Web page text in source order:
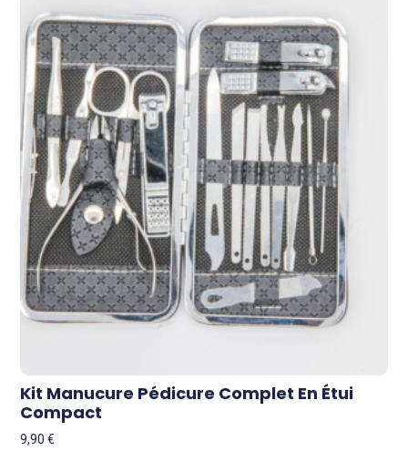
Kit Manucure Pédicure Complet En Étui
Compact
9,90€